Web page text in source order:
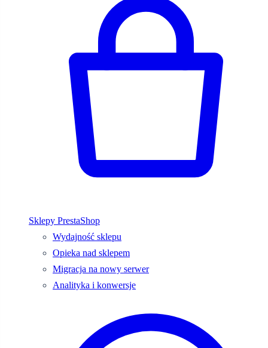
Sklepy PrestaShop
Wydajność sklepu
Opieka nad sklepem
Migracja na nowy serwer
Analityka i konwersje